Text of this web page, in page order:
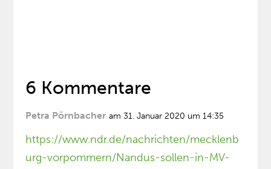
6 Kommentare
Petra Pörnbacher am 31. Januar 2020 um 14:35
https://www.ndr.de/nachrichten/mecklenb
urg-vorpommern/Nandus-sollen-in-MV-